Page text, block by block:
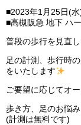
■2023年1月25日(
■高槻阪急 地下 ハ
普段の歩行を見直
足の計測、歩行時
をいたします
ご要望に応じてオ
歩き方、足のお悩
(計測は無料です)